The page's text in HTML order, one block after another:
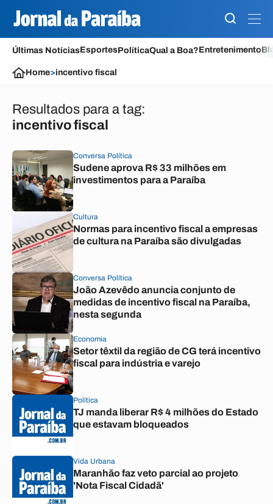
Últimas NotíciasEsportesPolíticaQual a Boa?Entretenimento
Home>incentivo fiscal
Resultados para a tag:
incentivo fiscal
Conversa Política
Sudene aprova R$ 33 milhões em
investimentos para a Paraíba
Cultura
Normas para incentivo fiscal a empresas
de cultura na Paraíba são divulgadas
Conversa Política
João Azevêdo anuncia conjunto de
medidas de incentivo fiscal na Paraíba,
nesta segunda
Economia
Setor têxtil da região de CG terá incentivo
fiscal para indústria e varejo
Política
TJ manda liberar R$ 4 milhões do Estado
que estavam bloqueados
Vida Urbana
Maranhão faz veto parcial ao projeto
'Nota Fiscal Cidadã'